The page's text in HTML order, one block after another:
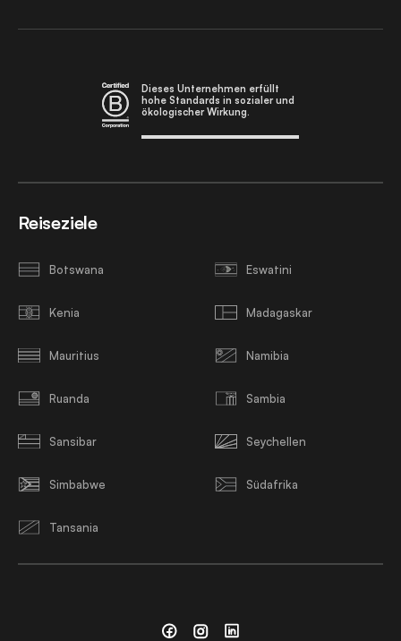
Dieses Unternehmen erfüllt
hohe Standards in sozialer und
ökologischer Wirkung.
Reiseziele
Botswana Eswatini
Kenia Madagaskar
Mauritius Namibia
Ruanda Sambia
Sansibar Seychellen
Simbabwe Südafrika
Tansania
FacebookInstagramLinkedin